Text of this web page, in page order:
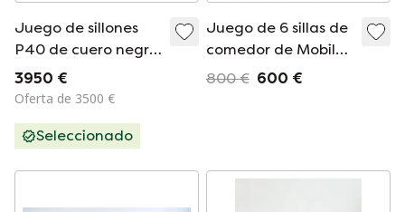
Juego de sillones
P40 de cuero negro
de Sapporo para
Mobil Girgi, años 70
3950 €
Oferta de 3500 €
Seleccionado
Juego de 6 sillas de
comedor de Mobil
Girgi, años 70
800 € 600 €